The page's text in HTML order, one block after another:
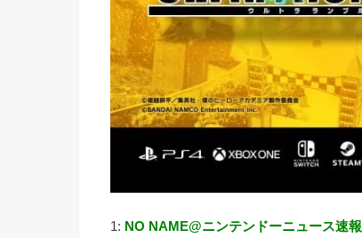
1: NO NAME@ニンテンドーニュース速報